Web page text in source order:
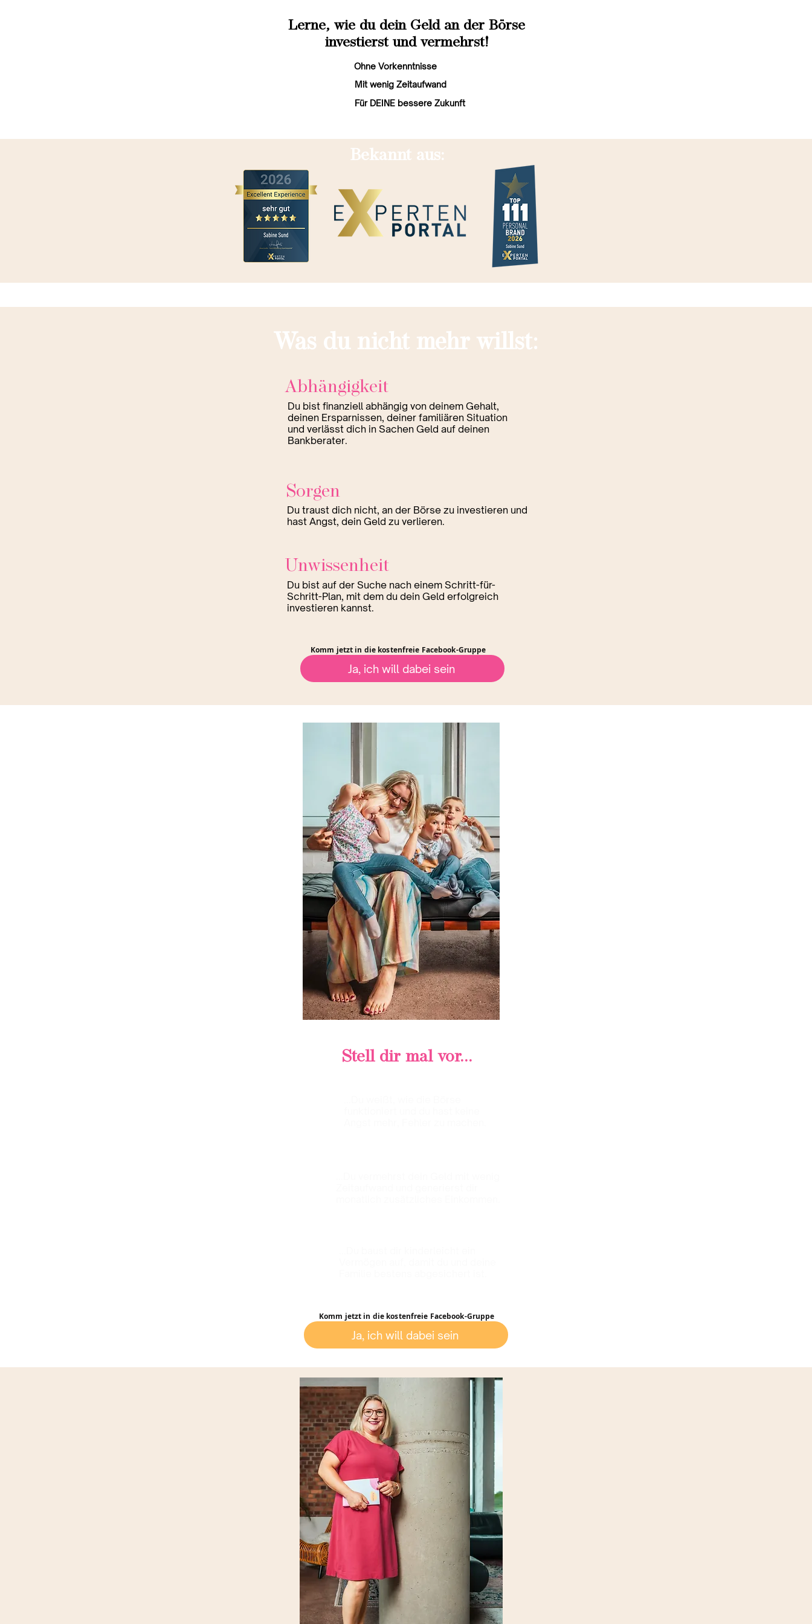
Lerne, wie du dein Geld an der Börse
investierst und vermehrst!
Ohne Vorkenntnisse
Mit wenig Zeitaufwand
Für DEINE bessere Zukunft
Bekannt aus:
Was du nicht mehr willst:
Abhängigkeit
Du bist finanziell abhängig von deinem Gehalt,
deinen Ersparnissen, deiner familiären Situation
und verlässt dich in Sachen Geld auf deinen
Bankberater.
Sorgen
Du traust dich nicht, an der Börse zu investieren und
hast Angst, dein Geld zu verlieren.
Unwissenheit
Du bist auf der Suche nach einem Schritt-für-
Schritt-Plan, mit dem du dein Geld erfolgreich
investieren kannst.
Komm jetzt in die kostenfreie Facebook-Gruppe
Ja, ich will dabei sein
Stell dir mal vor...
Komm jetzt in die kostenfreie Facebook-Gruppe
Ja, ich will dabei sein